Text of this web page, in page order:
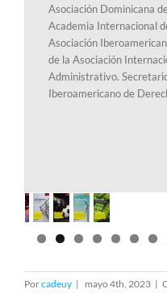
Asociación Dominicana
Academia Internacional
Asociación
de la Asociación
Administrativo.
Iberoamericano de
Porcadeuy | mayo 4th, 2023 |